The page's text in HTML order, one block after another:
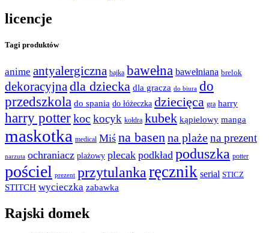
licencje
Tagi produktów
anime antyalergiczna bajka bawełna bawełniana brelok
dekoracyjna dla dziecka dla gracza do biura do
przedszkola do spania do łóżeczka dziecięca gra harry
harry potterkoc kocyk kołdra kubek kąpielowy manga
maskotka medical Miś na basenna plażena prezent
narzuta ochraniacz plażowy plecak podkład poduszka potter
pościel prezent przytulankaręcznik serial STICZ
STITCH wycieczka zabawka
Rajski domek